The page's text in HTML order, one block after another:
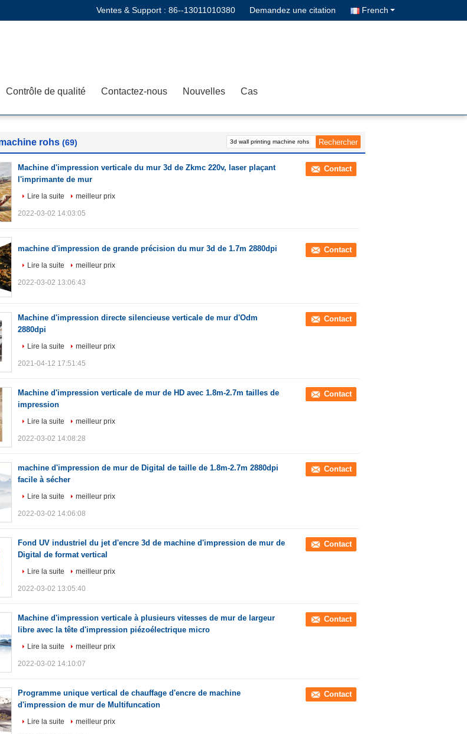
Ventes & Support : 86--13011010380 Demandez une citation French
Contrôle de qualité Contactez-nous Nouvelles Cas
rohs (69)
Machine d'impression verticale du mur 3d de Zkmc 220v, laser plaçant
l'imprimante de mur
Contact
Lire la suite meilleur prix
2022-03-02 14:03:05
machine d'impression de grande précision du mur 3d de 1.7m 2880dpi Contact
Lire la suite meilleur prix
2022-03-02 13:06:43
Machine d'impression directe silencieuse verticale de mur d'Odm
2880dpi
Contact
Lire la suite meilleur prix
2021-04-12 17:51:45
Machine d'impression verticale de mur de HD avec 1.8m-2.7m tailles de
impression
Contact
Lire la suite meilleur prix
2022-03-02 14:08:28
machine d'impression de mur de Digital de taille de 1.8m-2.7m 2880dpi
facile à sécher
Contact
Lire la suite meilleur prix
2022-03-02 14:06:08
Fond UV industriel du jet d'encre 3d de machine d'impression de mur de
Digital de format vertical
Contact
Lire la suite meilleur prix
2022-03-02 13:05:40
Machine d'impression verticale à plusieurs vitesses de mur de largeur
libre avec la tête d'impression piézoélectrique micro
Contact
Lire la suite meilleur prix
2022-03-02 14:10:07
Programme unique vertical de chauffage d'encre de machine
d'impression de mur de Multifuncation
Contact
Lire la suite meilleur prix